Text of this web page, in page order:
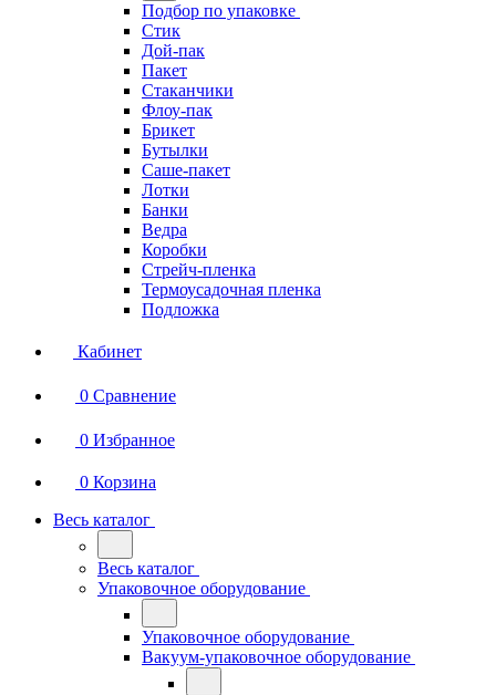
Подбор по упаковке
Стик
Дой-пак
Пакет
Стаканчики
Флоу-пак
Брикет
Бутылки
Саше-пакет
Лотки
Банки
Ведра
Коробки
Стрейч-пленка
Термоусадочная пленка
Подложка
Кабинет
0 Сравнение
0 Избранное
0 Корзина
Весь каталог
Весь каталог
Упаковочное оборудование
Упаковочное оборудование
Вакуум-упаковочное оборудование